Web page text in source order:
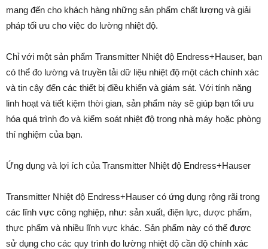
mang đến cho khách hàng những sản phẩm chất lượng và giải
pháp tối ưu cho việc đo lường nhiệt độ.
Chỉ với một sản phẩm Transmitter Nhiệt độ Endress+Hauser, bạn
có thể đo lường và truyền tải dữ liệu nhiệt độ một cách chính xác
và tin cậy đến các thiết bị điều khiển và giám sát. Với tính năng
linh hoạt và tiết kiệm thời gian, sản phẩm này sẽ giúp bạn tối ưu
hóa quá trình đo và kiểm soát nhiệt độ trong nhà máy hoặc phòng
thí nghiệm của bạn.
Ứng dụng và lợi ích của Transmitter Nhiệt độ Endress+Hauser
Transmitter Nhiệt độ Endress+Hauser có ứng dụng rộng rãi trong
các lĩnh vực công nghiệp, như: sản xuất, điện lực, dược phẩm,
thực phẩm và nhiều lĩnh vực khác. Sản phẩm này có thể được
sử dụng cho các quy trình đo lường nhiệt độ cần độ chính xác